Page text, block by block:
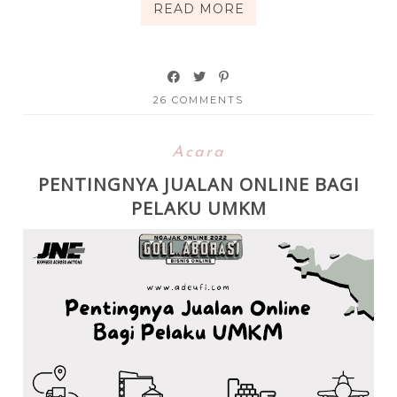
READ MORE
26 COMMENTS
Acara
PENTINGNYA JUALAN ONLINE BAGI
PELAKU UMKM